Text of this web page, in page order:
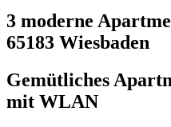
3 moderne
65183 Wiesbaden
Gemütliches
mit WLAN